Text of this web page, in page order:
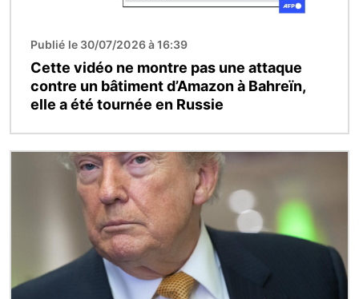
Publié le 30/07/2026 à 16:39
Cette vidéo ne montre pas une attaque
contre un bâtiment d’Amazon à Bahreïn,
elle a été tournée en Russie